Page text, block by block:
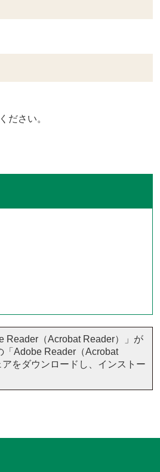
ださい。
Reader（Acrobat Reader）」が
「Adobe Reader（Acrobat
をダウンロードし、インストー